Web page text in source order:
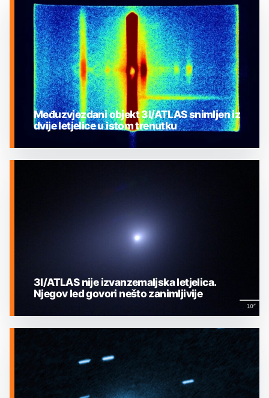
Međuzvjezdani objekt 3I/ATLAS snimljen iz
dvije letjelice u istom trenutku
3I/ATLAS nije izvanzemaljska letjelica.
Njegov led govori nešto zanimljivije